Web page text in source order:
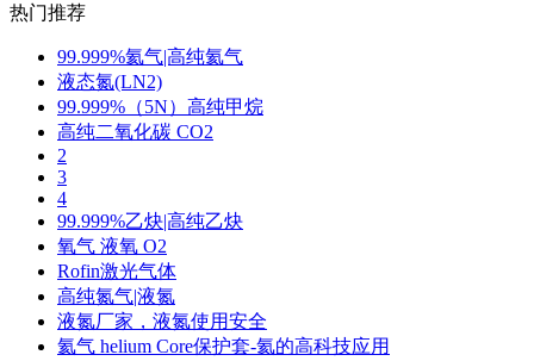
热门推荐
99.999%氦气|高纯氦气
液态氮(LN2)
99.999%（5N）高纯甲烷
高纯二氧化碳 CO2
2
3
4
99.999%乙炔|高纯乙炔
氧气 液氧 O2
Rofin激光气体
高纯氮气|液氮
液氮厂家，液氮使用安全
氦气 helium Core保护套-氦的高科技应用